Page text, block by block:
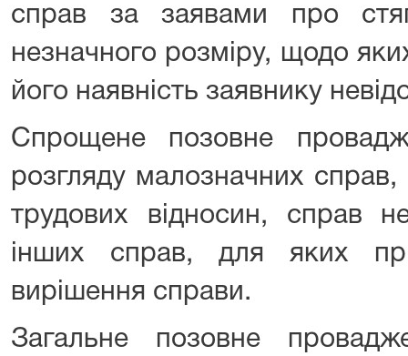
справ за заявами про
незначного розміру, щодо
його наявність заявнику
Спрощене позовне
розгляду малозначних
трудових відносин, справ
інших справ, для яких
вирішення справи.
Загальне позовне